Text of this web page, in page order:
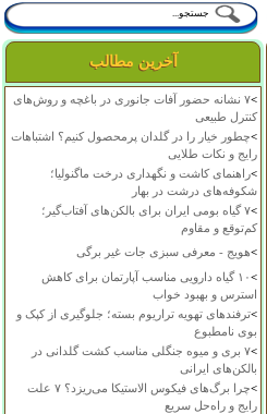
آخرین مطالب
>
۷ نشانه حضور آفات جانوری در باغچه و روش‌های
کنترل طبیعی
>چطور خیار را در گلدان پرمحصول کنیم؟ اشتباهات
رایج و نکات طلایی
>راهنمای کاشت و نگهداری درخت ماگنولیا؛
شکوفه‌های درشت در بهار
>
۷ گیاه بومی ایران برای بالکن‌های آفتاب‌گیر؛
کم‌توقع و مقاوم
>هویج - معرفی سبزی جات غیر برگی
>
۱۰ گیاه دارویی مناسب آپارتمان برای کاهش
استرس و بهبود خواب
>ترفندهای تهویه تراریوم بسته؛ جلوگیری از کپک و
بوی نامطبوع
>
۷ بری و میوه جنگلی مناسب کشت گلدانی در
بالکن‌های ایرانی
>
چرا برگ‌های فیکوس الاستیکا می‌ریزد؟ ۷ علت
رایج و راه‌حل سریع